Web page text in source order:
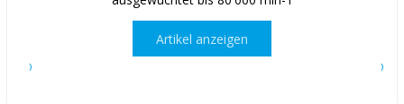
Artikel anzeigen